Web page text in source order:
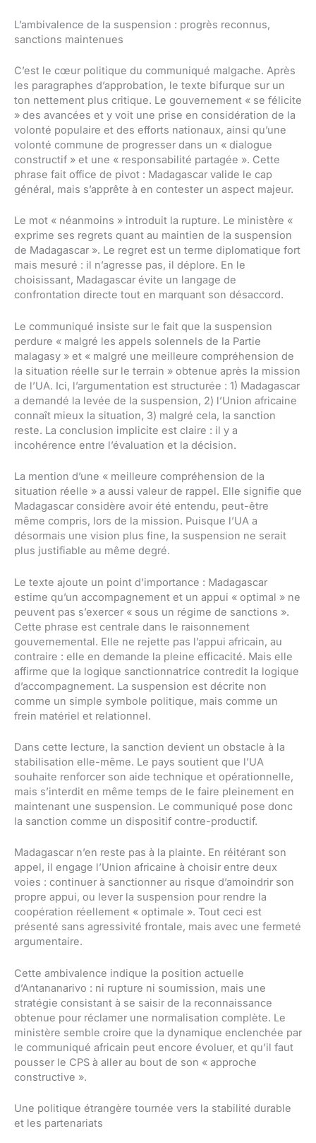
L’ambivalence de la suspension : progrès reconnus,
sanctions maintenues
C’est le cœur politique du communiqué malgache. Après
les paragraphes d’approbation, le texte bifurque sur un
ton nettement plus critique. Le gouvernement « se félicite
» des avancées et y voit une prise en considération de la
volonté populaire et des efforts nationaux, ainsi qu’une
volonté commune de progresser dans un « dialogue
constructif » et une « responsabilité partagée ». Cette
phrase fait office de pivot : Madagascar valide le cap
général, mais s’apprête à en contester un aspect majeur.
Le mot « néanmoins » introduit la rupture. Le ministère «
exprime ses regrets quant au maintien de la suspension
de Madagascar ». Le regret est un terme diplomatique fort
mais mesuré : il n’agresse pas, il déplore. En le
choisissant, Madagascar évite un langage de
confrontation directe tout en marquant son désaccord.
Le communiqué insiste sur le fait que la suspension
perdure « malgré les appels solennels de la Partie
malagasy » et « malgré une meilleure compréhension de
la situation réelle sur le terrain » obtenue après la mission
de l’UA. Ici, l’argumentation est structurée : 1) Madagascar
a demandé la levée de la suspension, 2) l’Union africaine
connaît mieux la situation, 3) malgré cela, la sanction
reste. La conclusion implicite est claire : il y a
incohérence entre l’évaluation et la décision.
La mention d’une « meilleure compréhension de la
situation réelle » a aussi valeur de rappel. Elle signifie que
Madagascar considère avoir été entendu, peut-être
même compris, lors de la mission. Puisque l’UA a
désormais une vision plus fine, la suspension ne serait
plus justifiable au même degré.
Le texte ajoute un point d’importance : Madagascar
estime qu’un accompagnement et un appui « optimal » ne
peuvent pas s’exercer « sous un régime de sanctions ».
Cette phrase est centrale dans le raisonnement
gouvernemental. Elle ne rejette pas l’appui africain, au
contraire : elle en demande la pleine efficacité. Mais elle
affirme que la logique sanctionnatrice contredit la logique
d’accompagnement. La suspension est décrite non
comme un simple symbole politique, mais comme un
frein matériel et relationnel.
Dans cette lecture, la sanction devient un obstacle à la
stabilisation elle-même. Le pays soutient que l’UA
souhaite renforcer son aide technique et opérationnelle,
mais s’interdit en même temps de le faire pleinement en
maintenant une suspension. Le communiqué pose donc
la sanction comme un dispositif contre-productif.
Madagascar n’en reste pas à la plainte. En réitérant son
appel, il engage l’Union africaine à choisir entre deux
voies : continuer à sanctionner au risque d’amoindrir son
propre appui, ou lever la suspension pour rendre la
coopération réellement « optimale ». Tout ceci est
présenté sans agressivité frontale, mais avec une fermeté
argumentaire.
Cette ambivalence indique la position actuelle
d’Antananarivo : ni rupture ni soumission, mais une
stratégie consistant à se saisir de la reconnaissance
obtenue pour réclamer une normalisation complète. Le
ministère semble croire que la dynamique enclenchée par
le communiqué africain peut encore évoluer, et qu’il faut
pousser le CPS à aller au bout de son « approche
constructive ».
Une politique étrangère tournée vers la stabilité durable
et les partenariats